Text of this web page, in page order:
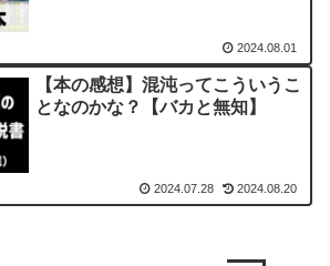
2024.08.01
【本の感想】混沌ってこういうこ
となのかな？【バカと無知】
2024.07.28 2024.08.20